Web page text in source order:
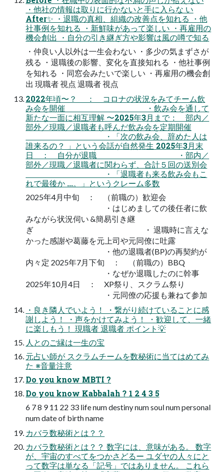
・他社の情報は取りに行かないと手に入らな い
After✨ ・退職の真相、組織の改善点を知れる ・他
社事例を知れる ・新鮮味があって楽しい ・再雇用の
機会創出 ・自分の引き継ぎ方や影響は風の噂で知る
・仲良い人以外は一生会わない ・多少の気まずさが
残る ・退職後の影響、変化を直接知れる ・他社事例
を知れる ・同窓会みたいで楽しい ・再雇用の機会創
出 現職者 視点 退職者 視点
2022年頃〜？ ： コロナの状況をみてチーム飲
み会を開催 ・飲み会を通して
新たな一面に相互理解 〜2025年3月まで： 部内／
部外／現職／退職者も呼んだ飲み会を定期開催
・「次の飲み会、辞めた人は
誰来るの？ 」という会話が自然発生 2025年3月末
日 ： 自分が退職 ・部内／
部外／現職／退職者に関わらず、合計５回の送別会
・「退職者も来る飲み会もこ
れで最後か ...。」というクレーム多数
2025年4月中旬 ： （前職の）歓迎会
・はじめましての後任者に飲
みながら状況伺い &簡易引き継
ぎ ・ 退職時に言えな
かった感謝や葛藤を元上司や元同僚に吐露
・他の退職者(BP)の再契約が
内々定 2025年7月下旬 ： （前職の）BBQ
・なぜか退職したのに幹事
2025年10月4日 ： XP祭り、スクラム祭り
・元同僚の応援も兼ねて参加
・良き隣人でいよう！ ・繋がり続けていることに感
謝しよう！ ・声をかけてみよう！ ・歓迎して、一緒
に楽しもう！ 現職者 退職者 ポイント💡
人とのご縁は一生の宝
元占い師が スクラムチームを数秘術に当てはめてみ
た ※音量注意
Do you know MBTI ?
Do you know Kabbalah ? 1 2 4 3 5
6 7 8 9 11 22 33 life num destiny num soul num personal
num date of birth name
カバラ数秘術とは？？
カバラ数秘術とは？？ 数字には、意味がある。 数字
が、宇宙のすべてをつかさどるー ユダヤの人々にと
って数字は単なる「記号」ではありません。 これら